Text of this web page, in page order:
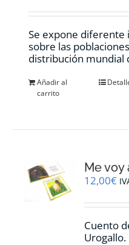
Se expone diferente
sobre las
distribución mundial
Añadir al
carrito
Me voy
12,00€
Cuento
Urogallo.